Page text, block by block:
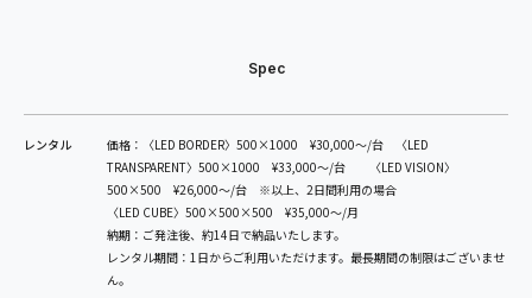
Spec
レンタル
価格：〈LED BORDER〉500×1000 ¥30,000～/台 〈LED
TRANSPARENT〉500×1000 ¥33,000～/台 〈LED VISION〉
500×500 ¥26,000～/台 ※以上、2日間利用の場合
〈LED CUBE〉500×500×500 ¥35,000～/月
納期：ご発注後、約14日で納品いたします。
レンタル期間：1日からご利用いただけます。最長期間の制限はございませ
ん。